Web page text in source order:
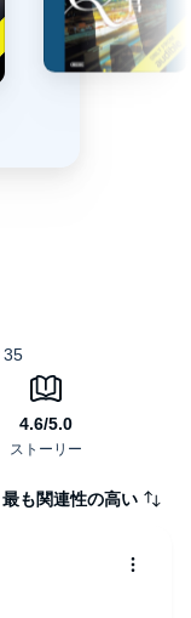
最も関連性の高い